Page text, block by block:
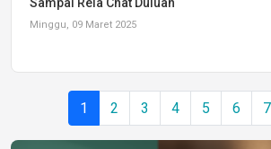
Minggu, 09 Maret 2025
1 2 3 4 5 6 7